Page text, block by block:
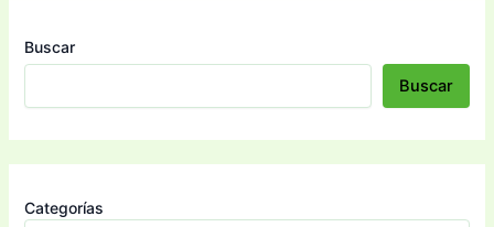
Buscar
Buscar
Categorías